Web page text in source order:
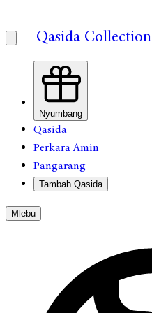
Qasida Collection
Nyumbang
Qasida
Perkara Amin
Pangarang
Tambah Qasida
Mlebu